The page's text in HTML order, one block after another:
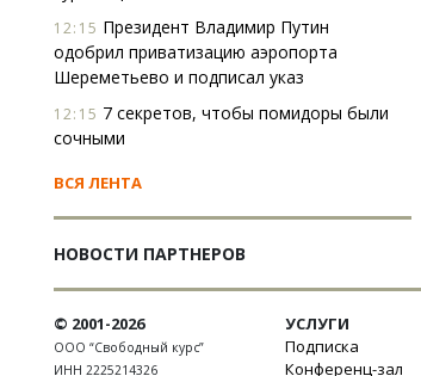
12:15 Президент Владимир Путин
одобрил приватизацию аэропорта
Шереметьево и подписал указ
12:15 7 секретов, чтобы помидоры были
сочными
ВСЯ ЛЕНТА
НОВОСТИ ПАРТНЕРОВ
© 2001-2026
ООО “Свободный курс”
ИНН 2225214326
УСЛУГИ
Подписка
Конференц-зал